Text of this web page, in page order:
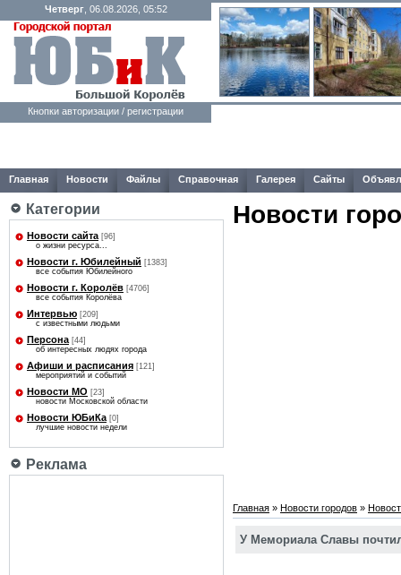
Четверг, 06.08.2026, 05:52
Кнопки авторизации / регистрации
Главная Новости Файлы Справочная Галерея Сайты
Категории
Новости сайта [96]
о жизни ресурса...
Новости г. Юбилейный [1383]
все события Юбилейного
Новости г. Королёв [4706]
все события Королёва
Интервью [209]
с известными людьми
Персона [44]
об интересных людях города
Афиши и расписания [121]
мероприятий и событий
Новости МО [23]
новости Московской области
Новости ЮБиКа [0]
лучшие новости недели
Реклама
Новости
Главная » Новости городов »
У Мемориала Славы